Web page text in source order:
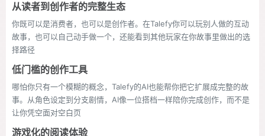
从读者到创作者的完整生态
你既可以是消费者，也可以是创作者。在Talefy你可以玩别人做的互动
故事，也可以自己动手做一个，还能看到其他玩家在你故事里做出的选
择路径
低门槛的创作工具
哪怕你只有一个模糊的概念，Talefy的AI也能帮你把它扩展成完整的故
事。从角色设定到分支剧情，AI像一位搭档一样陪你完成创作，而不是
让你凭空面对空白页
游戏化的阅读体验